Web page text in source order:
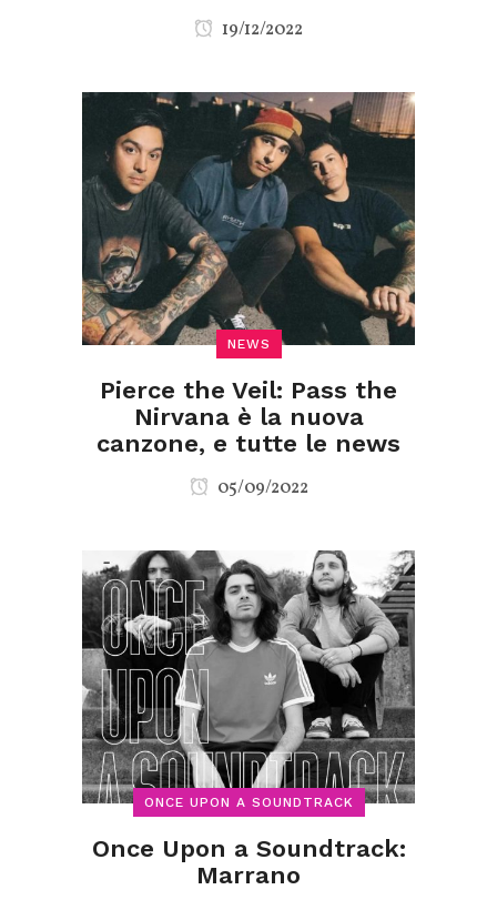
19/12/2022
NEWS
Pierce the Veil: Pass the
Nirvana è la nuova
canzone, e tutte le news
05/09/2022
ONCE UPON A SOUNDTRACK
Once Upon a Soundtrack:
Marrano